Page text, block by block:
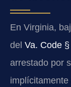
En Virginia,
del Va. Code
arrestado por